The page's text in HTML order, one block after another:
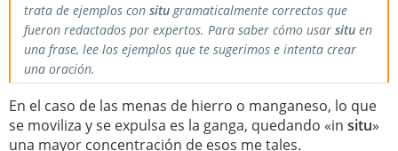
trata de ejemplos con situgramaticalmente correctos que
fueron redactados por expertos. Para saber cómo usar situ en
una frase, lee los ejemplos que te sugerimos e intenta crear
una oración.
En el caso de las menas de hierro o manganeso, lo que
se moviliza y se expulsa es la ganga, quedando «in situ»
una mayor concentración de esos me tales.